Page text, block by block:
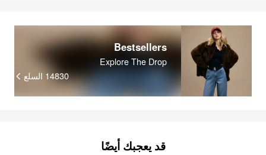
Bestsellers
Explore The Drop
14830 السلع
قد يعجبك أيضًا